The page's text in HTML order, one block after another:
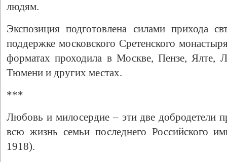
людям.
Экспозиция подготовлена силами прихода
поддержке московского Сретенского
форматах проходила в Москве, Пензе, Ялте,
Тюмени и других местах.
***
Любовь и милосердие – эти две добродетели
всю жизнь семьи последнего Российского
1918).